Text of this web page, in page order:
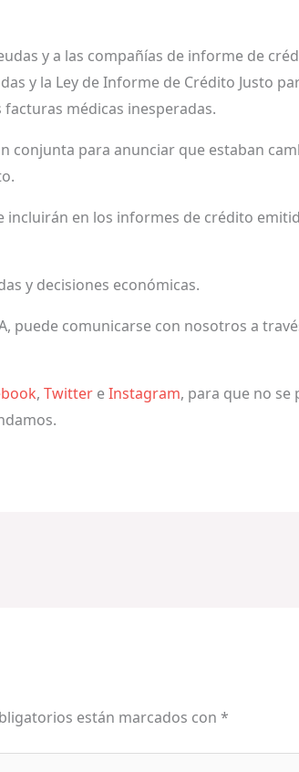
y a las compañías de informe de
y la Ley de Informe de Crédito Justo
médicas inesperadas.
conjunta para anunciar que estaban
incluirán en los informes de crédito
y decisiones económicas.
puede comunicarse con nosotros a
, TwittereInstagram, para que no se
están marcados con *